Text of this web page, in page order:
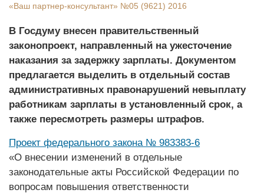
«Ваш партнер-консультант» №05 (9621) 2016
В Госдуму внесен правительственный
законопроект, направленный на ужесточение
наказания за задержку зарплаты. Документом
предлагается выделить в отдельный состав
административных правонарушений невыплату
работникам зарплаты в установленный срок, а
также пересмотреть размеры штрафов.
Проект федерального закона № 983383-6
«О внесении изменений в отдельные
законодательные акты Российской Федерации по
вопросам повышения ответственности